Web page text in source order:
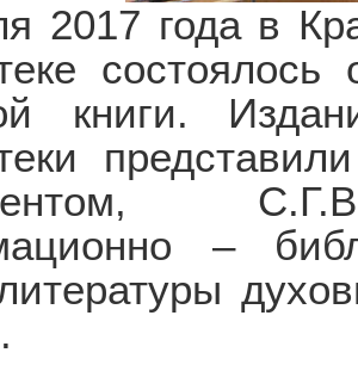
2017 года в
книги.
–